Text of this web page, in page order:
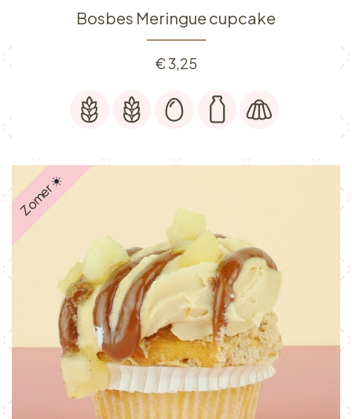
Bosbes Meringue cupcake
€3,25
Zomer ☀️